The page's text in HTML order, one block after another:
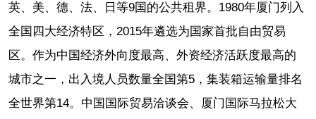
英、美、德、法、日等9国的公共租界。1980年厦门列入
全国四大经济特区，2015年遴选为国家首批自由贸易
区。作为中国经济外向度最高、外资经济活跃度最高的
城市之一，出入境人员数量全国第5，集装箱运输量排名
全世界第14。中国国际贸易洽谈会、厦门国际马拉松大